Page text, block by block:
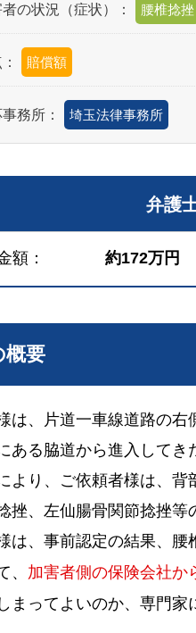
の状況（症状）： 腰椎捻挫
賠償額
務所： 埼玉法律事務所
弁護
額 約172万円
概要
は、片道一車線道路の
ある脇道から進入してき
より、ご依頼者様は、背
挫、左仙腸骨関節捻挫等
は、事前認定の結果、
、 加害者側の保険会社か
まってよいのか、専門家